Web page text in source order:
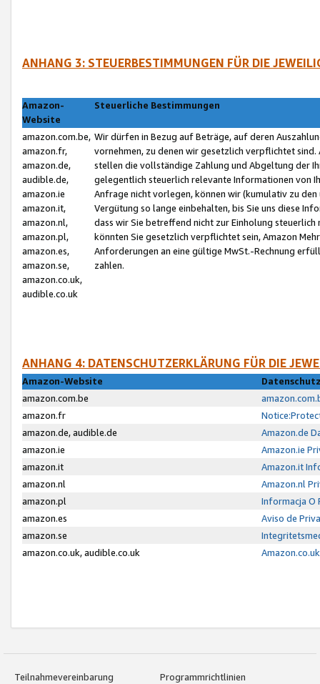
ANHANG 3: STEUERBESTIMMUNGEN FÜR DIE
Amazon-
Website
Steuerliche Bestimmungen
amazon.com.be,
amazon.fr,
amazon.de,
audible.de,
amazon.ie
amazon.it,
amazon.nl,
amazon.pl,
amazon.es,
amazon.se,
amazon.co.uk,
audible.co.uk
Wir dürfen in Bezug auf Beträge, auf deren
vornehmen, zu denen wir gesetzlich verpflichtet
stellen die vollständige Zahlung und Abgeltung der
gelegentlich steuerlich relevante Informationen von
Anfrage nicht vorlegen, können wir (kumulativ zu
Vergütung so lange einbehalten, bis Sie uns diese
dass wir Sie betreffend nicht zur Einholung
könnten Sie gesetzlich verpflichtet sein, Amazon
Anforderungen an eine gültige MwSt.-Rechnung
zahlen.
ANHANG 4: DATENSCHUTZERKLÄRUNG FÜR DIE
Amazon-Website
amazon.com.be
amazon.fr
amazon.de, audible.de
Amazon.de
amazon.ie
Amazon.ie
amazon.it
Amazon.it
amazon.nl
Amazon.nl
amazon.pl
Informacja O
amazon.es
Aviso de
amazon.se
amazon.co.uk, audible.co.uk
Teilnahmevereinbarung
Programmrichtlinien